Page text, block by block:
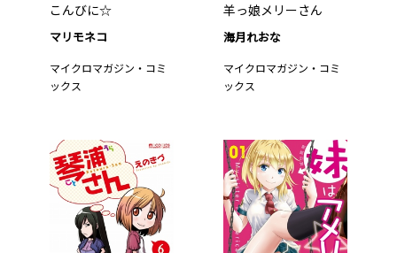
こんびに☆
マリモネコ
マイクロマガジン・コミ
ックス
羊っ娘メリーさん
海月れおな
マイクロマガジン・コミ
ックス